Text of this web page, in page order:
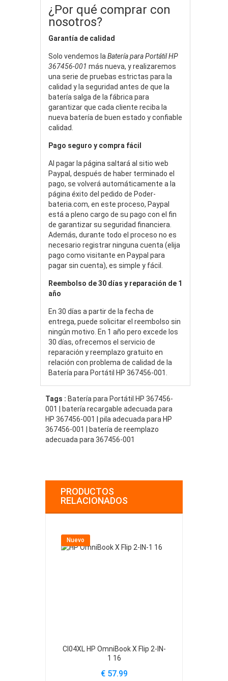
¿Por qué comprar con
nosotros?
Garantía de calidad
Solo vendemos la Batería para Portátil HP
367456-001 más nueva, y realizaremos
una serie de pruebas estrictas para la
calidad y la seguridad antes de que la
batería salga de la fábrica para
garantizar que cada cliente reciba la
nueva batería de buen estado y confiable
calidad.
Pago seguro y compra fácil
Al pagar la página saltará al sitio web
Paypal, después de haber terminado el
pago, se volverá automáticamente a la
página éxito del pedido de Poder-
bateria.com, en este proceso, Paypal
está a pleno cargo de su pago con el fin
de garantizar su seguridad financiera.
Además, durante todo el proceso no es
necesario registrar ninguna cuenta (elija
pago como visitante en Paypal para
pagar sin cuenta), es simple y fácil.
Reembolso de 30 días y reparación de 1
año
En 30 días a partir de la fecha de
entrega, puede solicitar el reembolso sin
ningún motivo. En 1 año pero excede los
30 días, ofrecemos el servicio de
reparación y reemplazo gratuito en
relación con problema de calidad de la
Batería para Portátil HP 367456-001.
Tags : Batería para Portátil HP 367456-
001 | batería recargable adecuada para
HP 367456-001 | pila adecuada para HP
367456-001 | batería de reemplazo
adecuada para 367456-001
PRODUCTOS
RELACIONADOS
Nuevo
CI04XL HP OmniBook X Flip 2-IN-
1 16
€ 57.99